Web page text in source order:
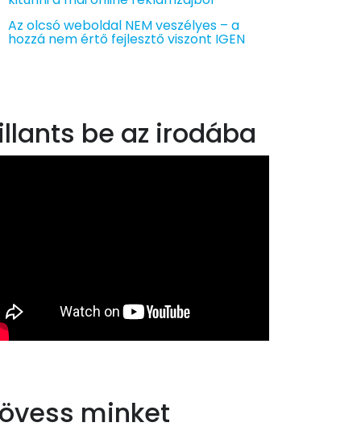
Az olcsó weboldal NEM veszélyes – a
hozzá nem értő fejlesztő viszont IGEN
be az irodába
minket